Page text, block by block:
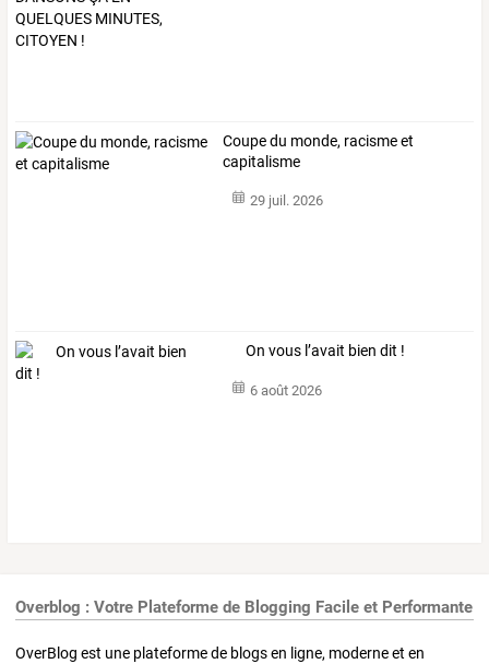
Coupe du monde, racisme et
capitalisme
29 juil. 2026
On vous l’avait bien dit !
6 août 2026
Overblog : Votre Plateforme de Blogging Facile et Performante
OverBlog est une plateforme de blogs en ligne, moderne et en